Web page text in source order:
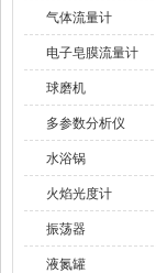
气体流量计
电子皂膜流量计
球磨机
多参数分析仪
水浴锅
火焰光度计
振荡器
液氮罐